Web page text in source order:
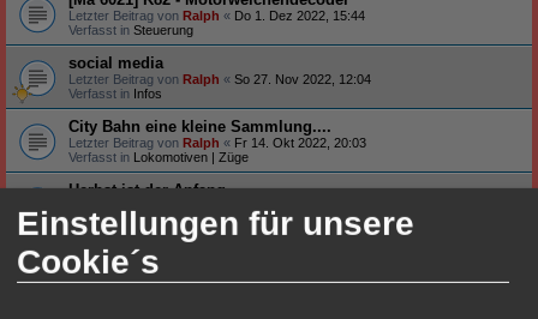
Letzter Beitrag von Ralph « Do 1. Dez 2022, 15:44
Verfasst in Steuerung
social media
Letzter Beitrag von Ralph « So 27. Nov 2022, 12:04
Verfasst in Infos
City Bahn eine kleine Sammlung....
Letzter Beitrag von Ralph « Fr 14. Okt 2022, 20:03
Verfasst in Lokomotiven | Züge
Herbst ist der Anfang
Verfasst in
Smaltalk
Neu auf meinem Tisch ...
Letzter Beitrag von
Verfasst inSmaltalk
Einstellungen für unsere
Cookie´s